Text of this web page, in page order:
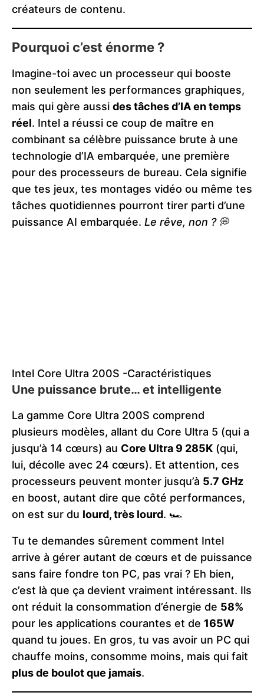
créateurs de contenu.
Pourquoi c’est énorme ?
Imagine-toi avec un processeur qui booste
non seulement les performances graphiques,
mais qui gère aussi des tâches d’IA en temps
réel. Intel a réussi ce coup de maître en
combinant sa célèbre puissance brute à une
technologie d’IA embarquée, une première
pour des processeurs de bureau. Cela signifie
que tes jeux, tes montages vidéo ou même tes
tâches quotidiennes pourront tirer parti d’une
puissance AI embarquée. Le rêve, non ?💭
Intel Core Ultra 200S -Caractéristiques
Une puissance brute… et intelligente
La gamme Core Ultra 200S comprend
plusieurs modèles, allant du Core Ultra 5 (qui a
jusqu’à 14 cœurs) au Core Ultra 9 285K (qui,
lui, décolle avec 24 cœurs). Et attention, ces
processeurs peuvent monter jusqu’à 5.7 GHz
en boost, autant dire que côté performances,
on est sur du lourd, très lourd. 🏎️
Tu te demandes sûrement comment Intel
arrive à gérer autant de cœurs et de puissance
sans faire fondre ton PC, pas vrai ? Eh bien,
c’est là que ça devient vraiment intéressant. Ils
ont réduit la consommation d’énergie de 58%
pour les applications courantes et de 165W
quand tu joues. En gros, tu vas avoir un PC qui
chauffe moins, consomme moins, mais qui fait
plus de boulot que jamais.